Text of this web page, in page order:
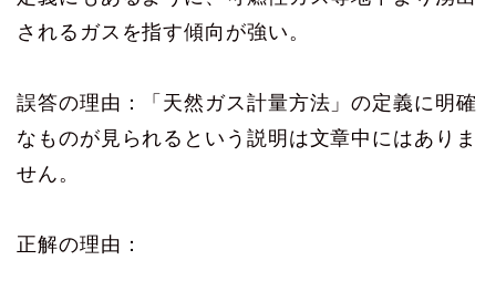
されるガスを指す傾向が強い。
誤答の理由：「天然ガス計量方法」の定義に明確
なものが見られるという説明は文章中にはありま
せん。
正解の理由：